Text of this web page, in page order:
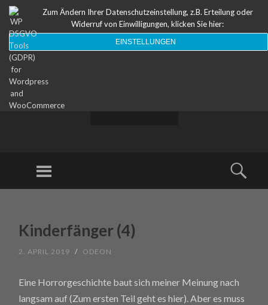
ODEON
Menu
Kinderfänger (4)
2. APRIL 2019 / ODEON
Eine Horrorgeschichte baut sich meiner Meinung nach
langsam auf (Zum ersten Teil geht es hier). Aber es muss
Zum Ändern Ihrer Datenschutzeinstellung, z.B. Erteilung oder
Widerruf von Einwilligungen, klicken Sie hier:
EINSTELLUNGEN